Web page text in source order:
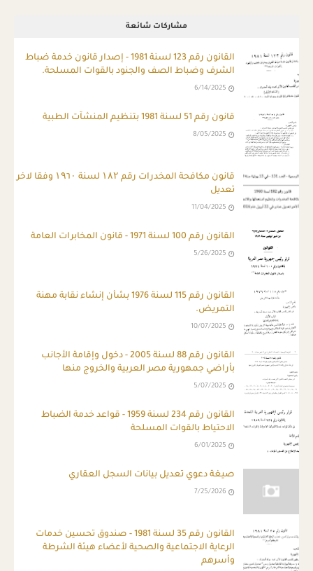
مشاركات شائعة
ِالقانون رقم 123 لسنة 1981 - إصدار قانون خدمة ضباط
الشرف وضباط الصف والجنود بالقوات المسلحة.
6/14/2025
قانون رقم 51 لسنة 1981 بتنظيم المنشآت الطبية
8/05/2025
قانون مكافحة المخدرات رقم ۱۸۲ لسنة ۱۹٦۰ وفقا لاخر
تعديل
11/04/2025
القانون رقم 100 لسنة 1971 - قانون المخابرات العامة
5/26/2025
القانون رقم 115 لسنة 1976 بشأن إنشاء نقابة مهنة
التمريض.
10/07/2025
القانون رقم 88 لسنة 2005 - دخول وإقامة الأجانب
بأراضي جمهورية مصر العربية والخروج منها
5/07/2025
القانون رقم 234 لسنة 1959 - قواعد خدمة الضباط
الاحتياط بالقوات المسلحة
6/01/2025
صيغة دعوي تعديل بيانات السجل العقاري
7/25/2026
القانون رقم 35 لسنة 1981 - صندوق تحسين خدمات
الرعاية الاجتماعية والصحية لأعضاء هيئة الشرطة
وأسرهم